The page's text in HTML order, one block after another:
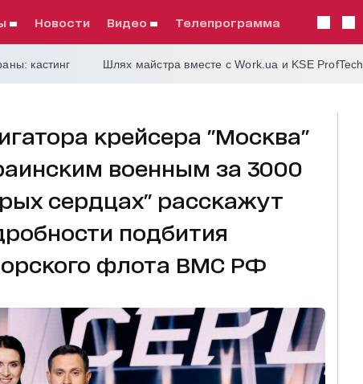
Новости видео телепрограмма
кастинг Шлях майстра вместе с Work.ua и KSE ProfTech
крейсера "Москва"
военным за 3000
сердцах" расскажут
подбития
флота ВМС РФ